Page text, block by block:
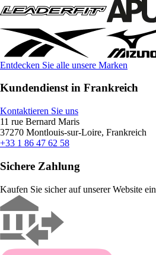
Entdecken Sie alle unsere Marken
Kundendienst in Frankreich
Kontaktieren Sie uns
11 rue Bernard Maris
37270 Montlouis-sur-Loire, Frankreich
+33 1 86 47 62 58
Sichere Zahlung
Kaufen Sie sicher auf unserer Website ein